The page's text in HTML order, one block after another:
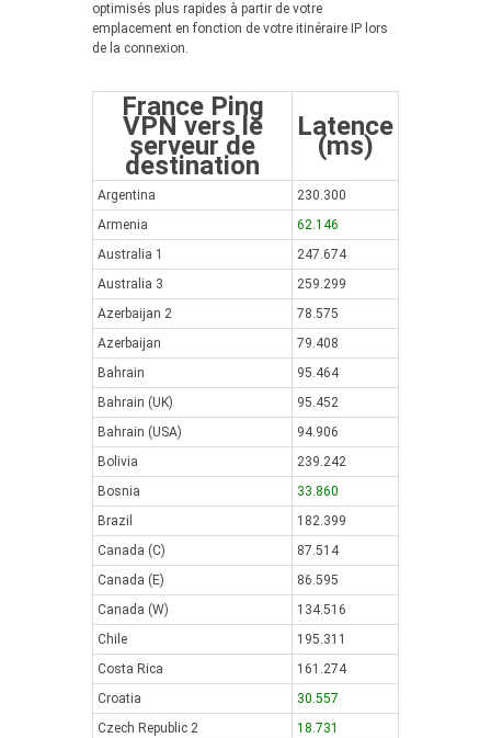
optimisés plus rapides à partir de votre
emplacement en fonction de votre itinéraire IP lors
de la connexion.
France Ping
VPN vers le
serveur de
destination
Latence
(ms)
Argentina
230.300
Armenia
62.146
Australia 1
247.674
Australia 3
259.299
Azerbaijan 2
78.575
Azerbaijan
79.408
Bahrain
95.464
Bahrain (UK)
95.452
Bahrain (USA)
94.906
Bolivia
239.242
Bosnia
33.860
Brazil
182.399
Canada (C)
87.514
Canada (E)
86.595
Canada (W)
134.516
Chile
195.311
Costa Rica
161.274
Croatia
30.557
Czech Republic 2
18.731